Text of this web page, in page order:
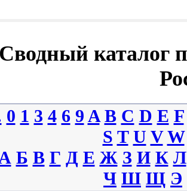
Сводный каталог
0 1 3 4 6 9 A B C D E F
S T U V W
Б В Г Д Е Ж З И К Л
Ч Ш Щ Э